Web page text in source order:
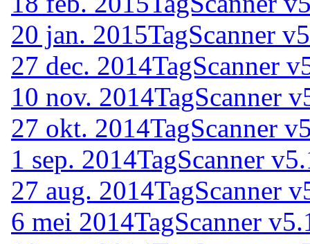
20 jan. 2015TagScanner
27 dec. 2014TagScanner
10 nov. 2014TagScanner
27 okt. 2014TagScanner
1 sep. 2014TagScanner
27 aug. 2014TagScanner
6 mei 2014TagScanner